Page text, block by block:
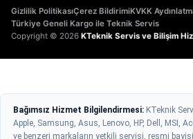
Copyright © 2026 KTeknik Servis ve Bilişim
Gizlilik PolitikasıÇerez BildirimiKVKK
Türkiye Geneli Kargo ile Teknik Servis
Bağımsız Hizmet Bilgilendirmesi: KTeknik
Apple, Samsung, Asus, Lenovo, HP, Dell, MSI,
ve benzeri markaların yetkili servisi, resmi